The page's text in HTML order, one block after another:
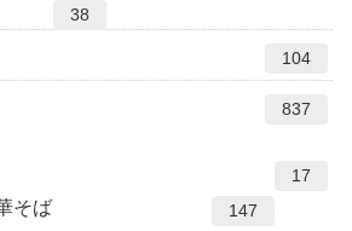
38
104
837
17
そば 147